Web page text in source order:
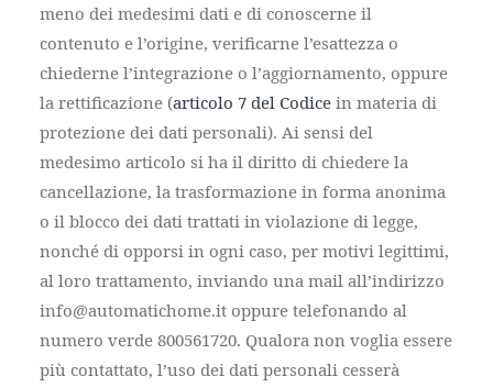
meno dei medesimi dati e di conoscerne il
contenuto e l’origine, verificarne l’esattezza o
chiederne l’integrazione o l’aggiornamento, oppure
la rettificazione (articolo 7 del Codice in materia di
protezione dei dati personali). Ai sensi del
medesimo articolo si ha il diritto di chiedere la
cancellazione, la trasformazione in forma anonima
o il blocco dei dati trattati in violazione di legge,
nonché di opporsi in ogni caso, per motivi legittimi,
al loro trattamento, inviando una mail all’indirizzo
info@automatichome.it oppure telefonando al
numero verde 800561720. Qualora non voglia essere
più contattato, l’uso dei dati personali cesserà